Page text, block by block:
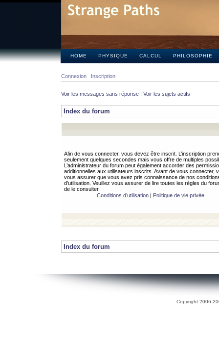
HOME PHYSIQUE CALCUL PHILOSOPHIE
Connexion Inscription
Voir les messages sans réponse | Voir les sujets actifs
Index du forum
Afin de vous connecter, vous devez être inscrit. L’inscription
seulement quelques secondes mais vous offre de multiples
L’administrateur du forum peut également accorder des
additionnelles aux utilisateurs inscrits. Avant de vous connecter,
vous assurer que vous avez pris connaissance de nos
d’utilisation. Veuillez vous assurer de lire toutes les règles du
de le consulter.
Conditions d’utilisation| Politique de vie privée
Index du forum
Copyright 2006-